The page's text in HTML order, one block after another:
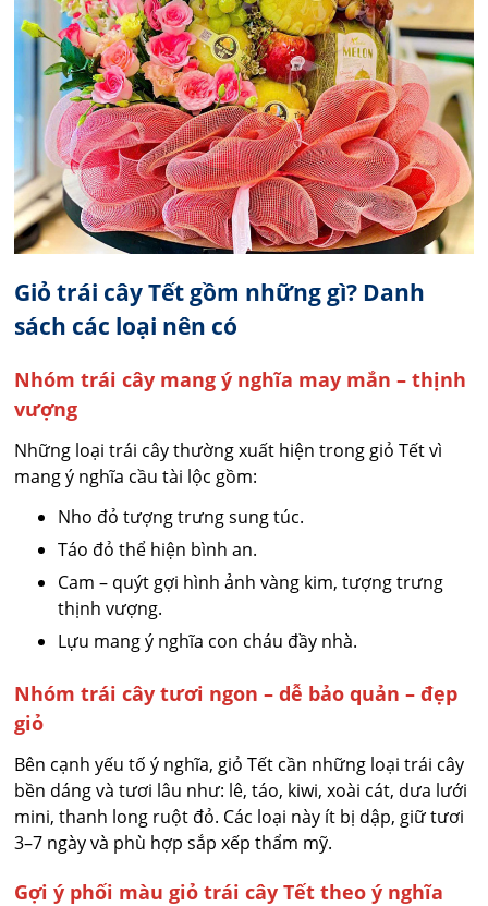
Giỏ trái cây Tết gồm những gì? Danh
sách các loại nên có
Nhóm trái cây mang ý nghĩa may mắn – thịnh
vượng
Những loại trái cây thường xuất hiện trong giỏ Tết vì
mang ý nghĩa cầu tài lộc gồm:
Nho đỏ tượng trưng sung túc.
Táo đỏ thể hiện bình an.
Cam – quýt gợi hình ảnh vàng kim, tượng trưng
thịnh vượng.
Lựu mang ý nghĩa con cháu đầy nhà.
Nhóm trái cây tươi ngon – dễ bảo quản – đẹp
giỏ
Bên cạnh yếu tố ý nghĩa, giỏ Tết cần những loại trái cây
bền dáng và tươi lâu như: lê, táo, kiwi, xoài cát, dưa lưới
mini, thanh long ruột đỏ. Các loại này ít bị dập, giữ tươi
3–7 ngày và phù hợp sắp xếp thẩm mỹ.
Gợi ý phối màu giỏ trái cây Tết theo ý nghĩa